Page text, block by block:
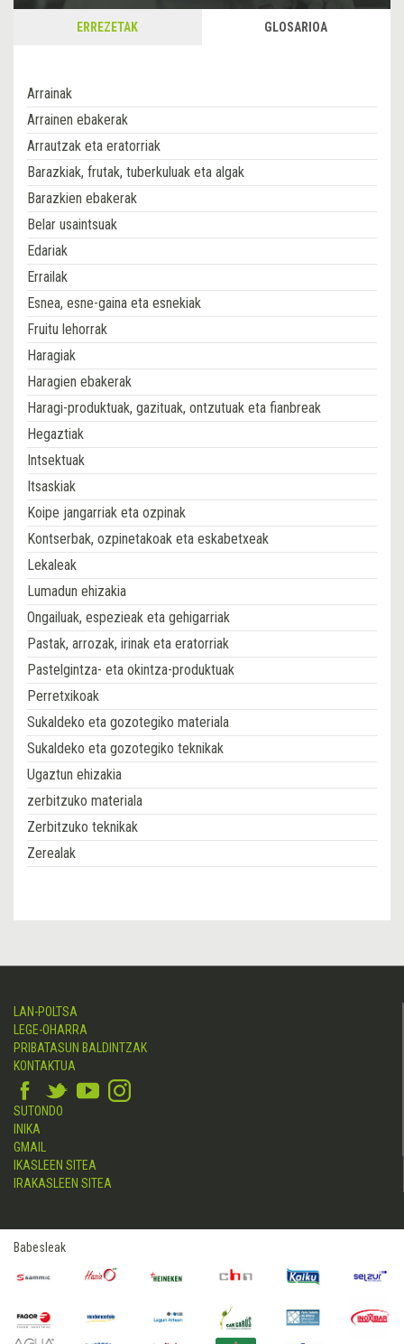
ERREZETAK GLOSARIOA
Arrainak
Arrainen ebakerak
Arrautzak eta eratorriak
Barazkiak, frutak, tuberkuluak eta algak
Barazkien ebakerak
Belar usaintsuak
Edariak
Errailak
Esnea, esne-gaina eta esnekiak
Fruitu lehorrak
Haragiak
Haragien ebakerak
Haragi-produktuak, gazituak, ontzutuak eta fianbreak
Hegaztiak
Intsektuak
Itsaskiak
Koipe jangarriak eta ozpinak
Kontserbak, ozpinetakoak eta eskabetxeak
Lekaleak
Lumadun ehizakia
Ongailuak, espezieak eta gehigarriak
Pastak, arrozak, irinak eta eratorriak
Pastelgintza- eta okintza-produktuak
Perretxikoak
Sukaldeko eta gozotegiko materiala
Sukaldeko eta gozotegiko teknikak
Ugaztun ehizakia
zerbitzuko materiala
Zerbitzuko teknikak
Zerealak
LAN-POLTSA
LEGE-OHARRA
PRIBATASUN BALDINTZAK
KONTAKTUA
SUTONDO
INIKA
GMAIL
IKASLEEN SITEA
IRAKASLEEN SITEA
Babesleak